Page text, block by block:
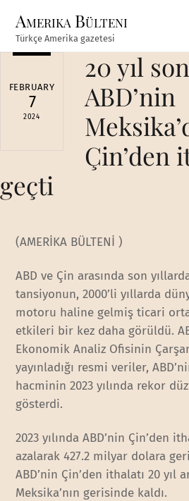
content
Amerika Bülteni
Türkçe Amerika gazetesi
FEBRUARY
7
2024
20 yıl
ABD’nin
Çin’den
geçti
(AMERİKA BÜLTENİ )
ABD ve Çin arasında son
tansiyonun, 2000’li yıllarda
motoru haline gelmiş ticari
etkileri bir kez daha görüldü.
Ekonomik Analiz Ofisinin
yayınladığı resmi veriler,
hacminin 2023 yılında rekor
gösterdi.
2023 yılında ABD’nin Çin’den
azalarak 427.2 milyar dolara
ABD’nin Çin’den ithalatı 20 yıl
Meksika’nın gerisinde kaldı.